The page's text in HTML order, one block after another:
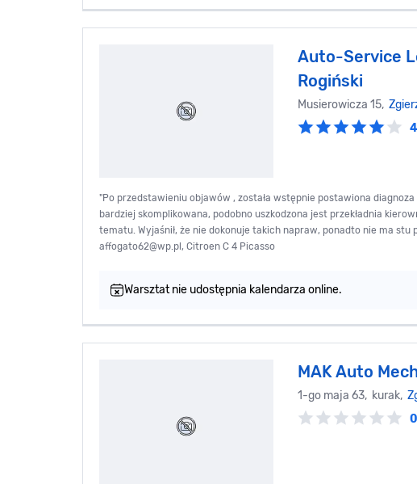
Auto-Service
Rogiński
Musierowicza 15,
"Po przedstawieniu objawów , została wstępnie postawiona diagnoza
bardziej skomplikowana, podobno uszkodzona jest przekładnia
tematu. Wyjaśnił, że nie dokonuje takich napraw, ponadto nie ma stu
affogato62@wp.pl , Citroen C 4 Picasso
Warsztat nie udostępnia kalendarza online.
MAK Auto
1-go maja 63, kurak,
0